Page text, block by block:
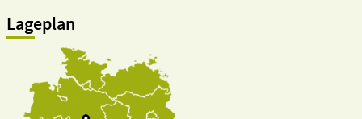
Lageplan